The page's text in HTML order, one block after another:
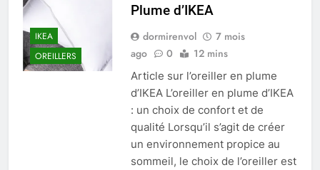
IKEA
OREILLERS
Plume d’IKEA
dormirenvol
7 mois
ago
0 12 mins
Article sur l’oreiller en plume
d’IKEA L’oreiller en plume d’IKEA
: un choix de confort et de
qualité Lorsqu’il s’agit de créer
un environnement propice au
sommeil, le choix de l’oreiller est